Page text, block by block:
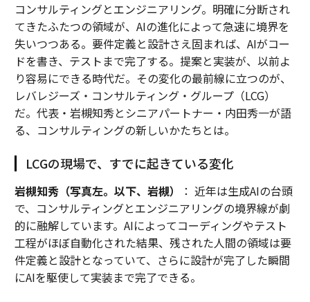
コンサルティングとエンジニアリング。明確に分断され
てきたふたつの領域が、AIの進化によって急速に境界を
失いつつある。要件定義と設計さえ固まれば、AIがコー
ドを書き、テストまで完了する。提案と実装が、以前よ
り容易にできる時代だ。その変化の最前線に立つのが、
レバレジーズ・コンサルティング・グループ（LCG）
だ。代表・岩槻知秀とシニアパートナー・内田秀一が語
る、コンサルティングの新しいかたちとは。
LCGの現場で、すでに起きている変化
岩槻知秀（写真左。以下、岩槻）
： 近年は生成AIの台頭
で、コンサルティングとエンジニアリングの境界線が劇
的に融解しています。AIによってコーディングやテスト
工程がほぼ自動化された結果、残された人間の領域は要
件定義と設計となっていて、さらに設計が完了した瞬間
にAIを駆使して実装まで完了できる。